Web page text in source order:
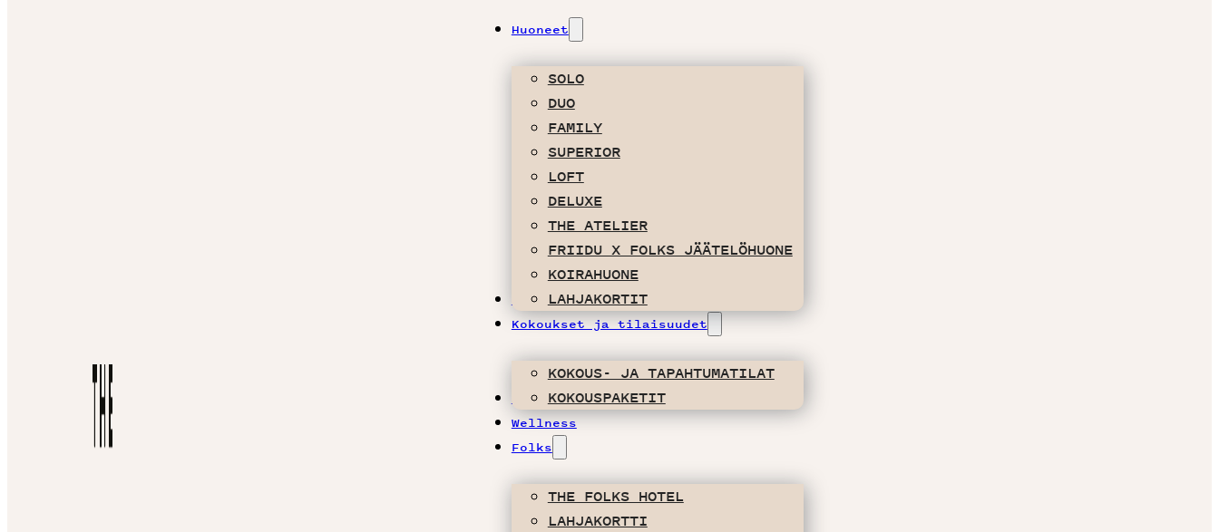
Huoneet
SOLO
DUO
FAMILY
SUPERIOR
LOFT
DELUXE
THE ATELIER
FRIIDU X FOLKS JÄÄTELÖHUONE
KOIRAHUONE
LAHJAKORTIT
Tarjoukset & Majoituspaketit
Kokoukset ja tilaisuudet
KOKOUS- JA TAPAHTUMATILAT
KOKOUSPAKETIT
Syö & Juo
Wellness
Folks
THE FOLKS HOTEL
LAHJAKORTTI